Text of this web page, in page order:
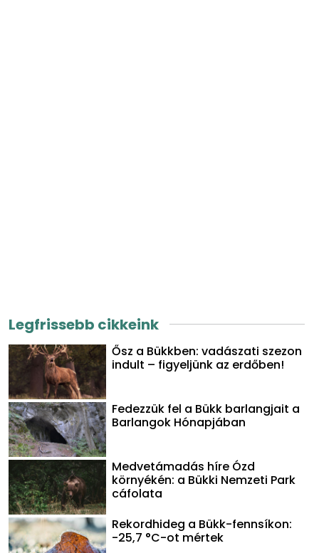
Legfrissebb cikkeink
Ősz a Bükkben: vadászati szezon
indult – figyeljünk az erdőben!
Fedezzük fel a Bükk barlangjait a
Barlangok Hónapjában
Medvetámadás híre Ózd
környékén: a Bükki Nemzeti Park
cáfolata
Rekordhideg a Bükk-fennsíkon:
-25,7 °C-ot mértek